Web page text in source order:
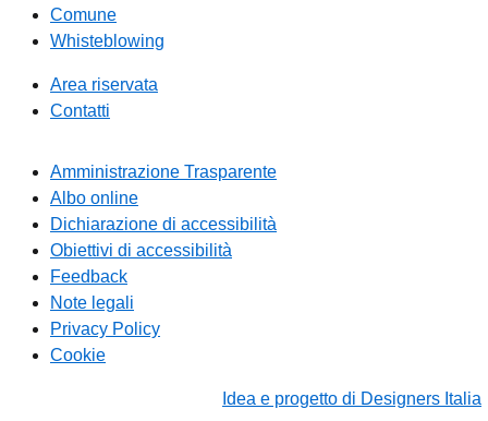
Comune
Whisteblowing
Area riservata
Contatti
Amministrazione Trasparente
Albo online
Dichiarazione di accessibilità
Obiettivi di accessibilità
Feedback
Note legali
Privacy Policy
Cookie
Idea e progetto di Designers Italia